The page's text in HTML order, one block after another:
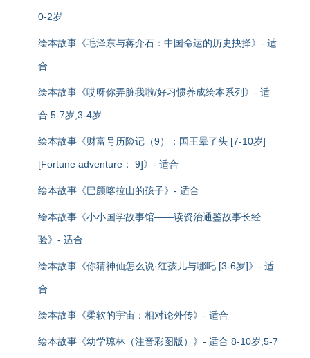
0-2岁
绘本故事《毛泽东与蒋介石：中国命运的历史抉择》- 适
合
绘本故事《哎呀你弄脏我啦/好习惯养成绘本系列》- 适
合 5-7岁,3-4岁
绘本故事《财富号历险记（9）：国王晕了头 [7-10岁]
[Fortune adventure： 9]》- 适合
绘本故事《巴颜喀拉山的孩子》- 适合
绘本故事《小小国学故事馆——读资治通鉴故事长经
验》- 适合
绘本故事《你猜神仙怎么说·红孩儿与哪吒 [3-6岁]》- 适
合
绘本故事《柔软的宇宙：相对论外传》- 适合
绘本故事《幼学琼林（注音彩图版）》- 适合 8-10岁,5-7